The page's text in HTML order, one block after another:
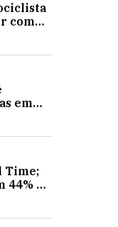
com
CNH
em
Time;
44% e
do